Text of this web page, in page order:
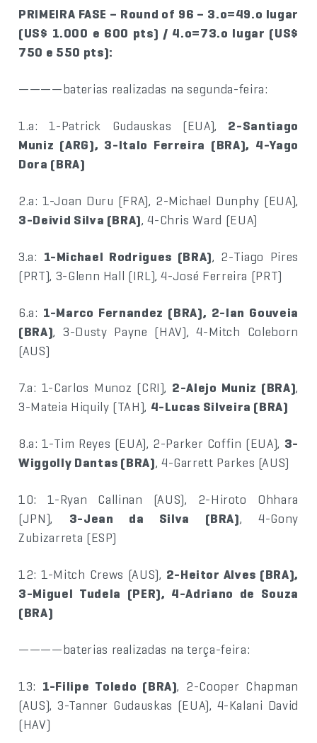
PRIMEIRA FASE – Round of 96 – 3.o=49.o lugar
(US$ 1.000 e 600 pts) / 4.o=73.o lugar (US$
750 e 550 pts):
————baterias realizadas na segunda-feira:
1.a: 1-Patrick Gudauskas (EUA), 2-Santiago
Muniz (ARG), 3-Italo Ferreira (BRA), 4-Yago
Dora (BRA)
2.a: 1-Joan Duru (FRA), 2-Michael Dunphy (EUA),
3-Deivid Silva (BRA), 4-Chris Ward (EUA)
3.a: 1-Michael Rodrigues (BRA), 2-Tiago Pires
(PRT), 3-Glenn Hall (IRL), 4-José Ferreira (PRT)
6.a: 1-Marco Fernandez (BRA), 2-Ian Gouveia
(BRA), 3-Dusty Payne (HAV), 4-Mitch Coleborn
(AUS)
7.a: 1-Carlos Munoz (CRI), 2-Alejo Muniz (BRA),
3-Mateia Hiquily (TAH), 4-Lucas Silveira (BRA)
8.a: 1-Tim Reyes (EUA), 2-Parker Coffin (EUA), 3-
Wiggolly Dantas (BRA), 4-Garrett Parkes (AUS)
10: 1-Ryan Callinan (AUS), 2-Hiroto Ohhara
(JPN), 3-Jean da Silva (BRA), 4-Gony
Zubizarreta (ESP)
12: 1-Mitch Crews (AUS), 2-Heitor Alves (BRA),
3-Miguel Tudela (PER), 4-Adriano de Souza
(BRA)
————baterias realizadas na terça-feira:
13: 1-Filipe Toledo (BRA), 2-Cooper Chapman
(AUS), 3-Tanner Gudauskas (EUA), 4-Kalani David
(HAV)